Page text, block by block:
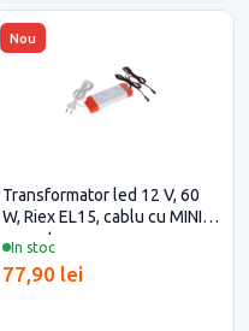
Nou
In stoc
Transformator led 12 V, 60
W, Riex EL15, cablu cu MINI
conector
77,90 lei